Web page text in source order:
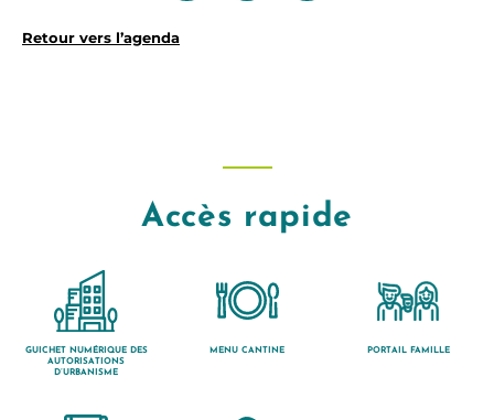
Retour vers l’agenda
Accès rapide
GUICHET NUMÉRIQUE DES
AUTORISATIONS
D’URBANISME
MENU CANTINE PORTAIL FAMILLE